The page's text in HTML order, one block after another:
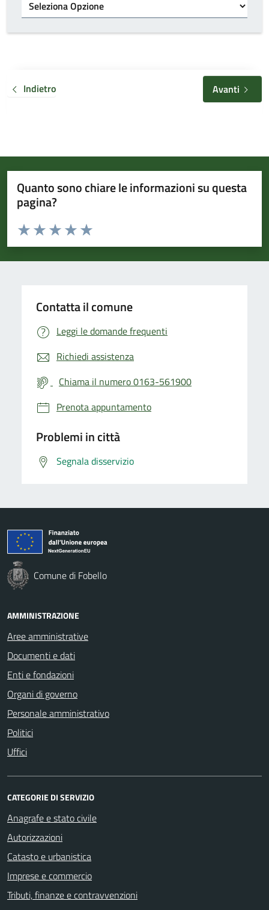
Indietro Avanti
Quanto sono chiare le informazioni su questa
pagina?
Valuta da 1 a 5 stelle la pagina
Valuta 5 stelle su 5
Valuta 4 stelle su 5
Valuta 3 stelle su 5
Valuta 2 stelle su 5
Valuta 1 stelle su 5
Contatta il comune
Leggi le domande frequenti
Richiedi assistenza
Chiama il numero 0163-561900
Prenota appuntamento
Problemi in città
Segnala disservizio
Comune di Fobello
AMMINISTRAZIONE
Aree amministrative
Documenti e dati
Enti e fondazioni
Organi di governo
Personale amministrativo
Politici
Uffici
CATEGORIE DI SERVIZIO
Anagrafe e stato civile
Autorizzazioni
Catasto e urbanistica
Imprese e commercio
Tributi, finanze e contravvenzioni